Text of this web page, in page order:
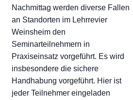
Nachmittag werden diverse Fallen
an Standorten im Lehrrevier
Weinsheim den
Seminarteilnehmern in
Praxiseinsatz vorgeführt. Es wird
insbesondere die sichere
Handhabung vorgeführt. Hier ist
jeder Teilnehmer eingeladen